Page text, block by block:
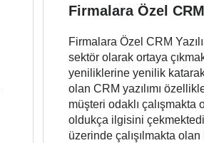
Firmalara Özel
Firmalara Özel CRM
sektör olarak ortaya
yeniliklerine yenilik
olan CRM yazılımı
müşteri odaklı çalışmakta
oldukça ilgisini
üzerinde çalışılmakta